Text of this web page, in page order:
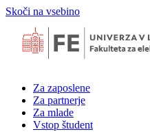
Skoči na vsebino
Za zaposlene
Za partnerje
Za mlade
Vstop študent